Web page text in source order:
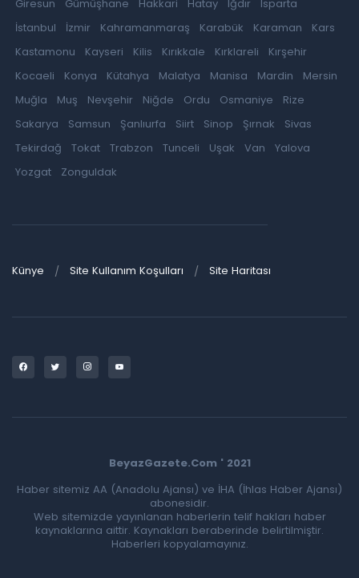
Giresun Gümüşhane Hakkari Hatay Iğdır
Isparta
İstanbul
İzmir Kahramanmaraş Karabük Karaman
Kars
Kastamonu
Kayseri Kilis Kırıkkale Kırklareli
Kırşehir
Kocaeli
Konya Kütahya Malatya Manisa Mardin
Mersin
Muğla
Muş Nevşehir Niğde Ordu Osmaniye
Rize
Sakarya
Samsun Şanlıurfa Siirt Sinop Şırnak
Sivas
Tekirdağ
Tokat Trabzon Tunceli Uşak Van
Yalova
Yozgat
Zonguldak
Künye Site Kullanım Koşulları Site Haritası
BeyazGazete.Com ' 2021
Haber sitemiz AA (Anadolu Ajansı) ve İHA (İhlas Haber Ajansı)
abonesidir.
Web sitemizde yayınlanan haberlerin telif hakları haber
kaynaklarına aittir. Kaynakları beraberinde belirtilmiştir.
Haberleri kopyalamayınız.